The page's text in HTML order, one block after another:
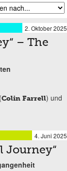
2. Oktober 2025
– The
Colin Farrell) und
4. Juni 2025
Journey“